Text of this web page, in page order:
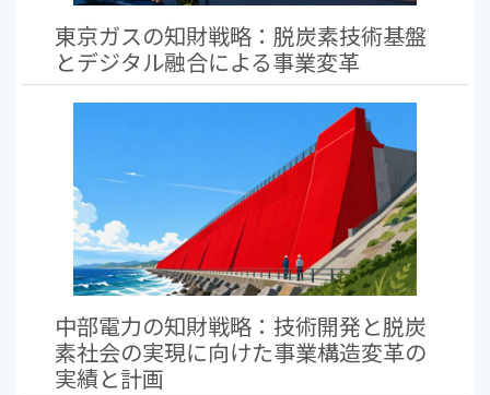
東京ガスの知財戦略：脱炭素技術基盤
とデジタル融合による事業変革
中部電力の知財戦略：技術開発と脱炭
素社会の実現に向けた事業構造変革の
実績と計画